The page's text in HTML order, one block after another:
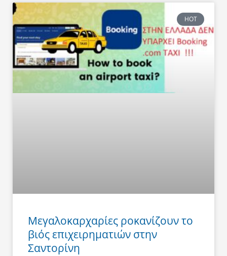
HOT
Μεγαλοκαρχαρίες ροκανίζουν το
βιός επιχειρηματιών στην
Σαντορίνη